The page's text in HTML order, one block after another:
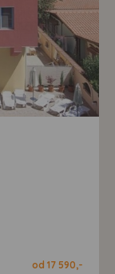
od 17 590,-